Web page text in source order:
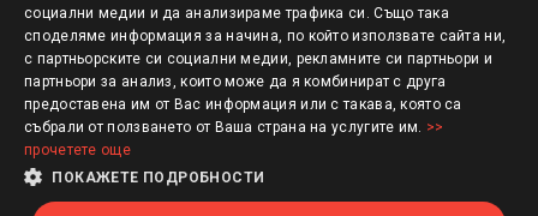
АБОНИРАНЕ
Авторско право © 2025 HERMESBOOKS.BG
1 EUR = 1.95583 BGN
социални медии и да анализираме трафика си. Също така
споделяме информация за начина, по който използвате сайта ни,
с партньорските си социални медии, рекламните си партньори и
партньори за анализ, които може да я комбинират с друга
предоставена им от Вас информация или с такава, която са
събрали от ползването от Ваша страна на услугите им. >>
прочетете още
ПОКАЖЕТЕ ПОДРОБНОСТИ